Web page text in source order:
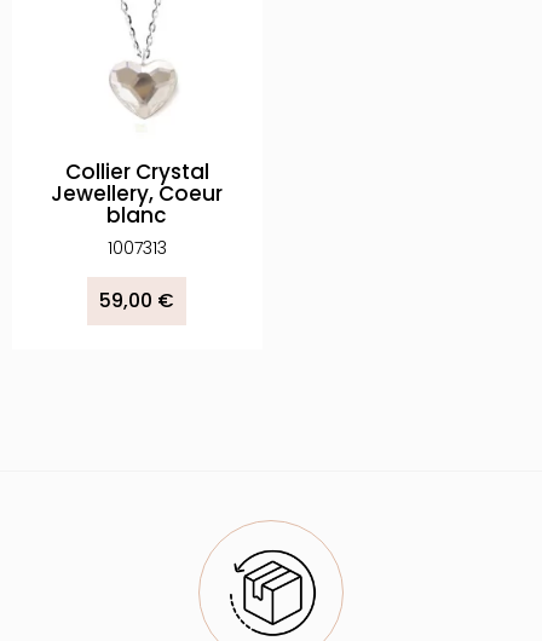
Collier Crystal
Jewellery, Coeur
blanc
1007313
59,00 €